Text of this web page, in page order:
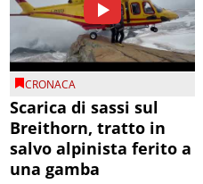
CRONACA
Scarica di sassi sul
Breithorn, tratto in
salvo alpinista ferito a
una gamba